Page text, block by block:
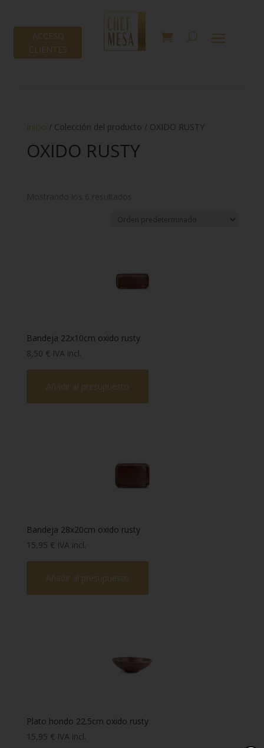
ACCESO
CLIENTES
Inicio / Colección del producto / OXIDO RUSTY
OXIDO RUSTY
Color
Bandeja 22x10cm oxido rusty
8,50 € IVA incl.
Añadir al presupuesto
Bandeja 28x20cm oxido rusty
15,95 € IVA incl.
Añadir al presupuesto
Plato hondo 22.5cm oxido rusty
15,95 € IVA incl.